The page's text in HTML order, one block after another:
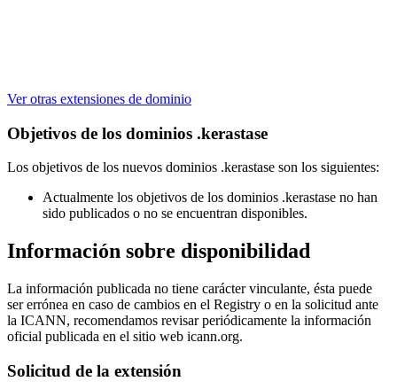
Ver otras extensiones de dominio
Objetivos de los dominios .kerastase
Los objetivos de los nuevos dominios .kerastase son los siguientes:
Actualmente los objetivos de los dominios .kerastase no han
sido publicados o no se encuentran disponibles.
Información sobre disponibilidad
La información publicada no tiene carácter vinculante, ésta puede
ser errónea en caso de cambios en el Registry o en la solicitud ante
la ICANN, recomendamos revisar periódicamente la información
oficial publicada en el sitio web icann.org.
Solicitud de la extensión